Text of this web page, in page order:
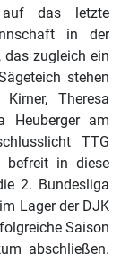
das letzte
in der
zugleich ein
stehen
Theresa
Heuberger am
TTG
befreit in diese
2. Bundesliga
Lager der DJK
Saison
abschließen.